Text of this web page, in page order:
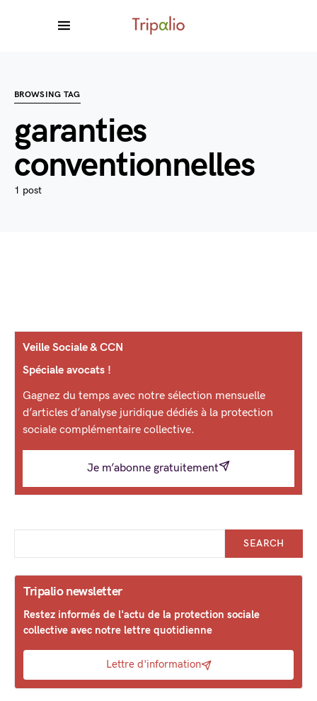
BROWSING TAG
garanties
conventionnelles
1 post
Veille Sociale & CCN
Spéciale avocats !
Gagnez du temps avec notre sélection mensuelle
d’articles d’analyse juridique dédiés à la protection
sociale complémentaire collective.
Je m’abonne gratuitement
SEARCH
Tripalio newsletter
Restez informés de l'actu de la protection sociale
collective avec notre lettre quotidienne
Lettre d'information